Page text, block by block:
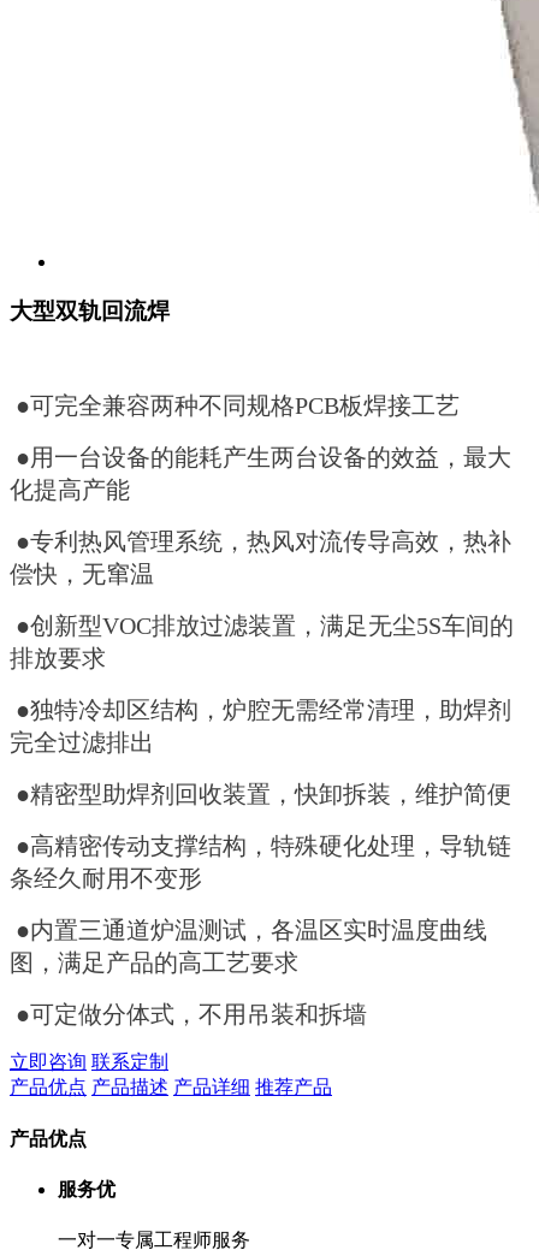
大型双轨回流焊
●可完全兼容两种不同规格PCB板焊接工艺
●用一台设备的能耗产生两台设备的效益，最大
化提高产能
●专利热风管理系统，热风对流传导高效，热补
偿快，无窜温
●创新型VOC排放过滤装置，满足无尘5S车间的
排放要求
●独特冷却区结构，炉腔无需经常清理，助焊剂
完全过滤排出
●精密型助焊剂回收装置，快卸拆装，维护简便
●高精密传动支撑结构，特殊硬化处理，导轨链
条经久耐用不变形
●内置三通道炉温测试，各温区实时温度曲线
图，满足产品的高工艺要求
●可定做分体式，不用吊装和拆墙
立即咨询 联系定制
产品优点 产品描述 产品详细 推荐产品
产品优点
服务优
一对一专属工程师服务